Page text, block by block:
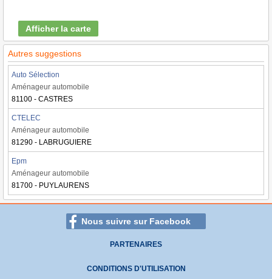
Afficher la carte
Autres suggestions
Auto Sélection
Aménageur automobile
81100 - CASTRES
CTELEC
Aménageur automobile
81290 - LABRUGUIERE
Epm
Aménageur automobile
81700 - PUYLAURENS
Nous suivre sur Facebook
PARTENAIRES
CONDITIONS D'UTILISATION